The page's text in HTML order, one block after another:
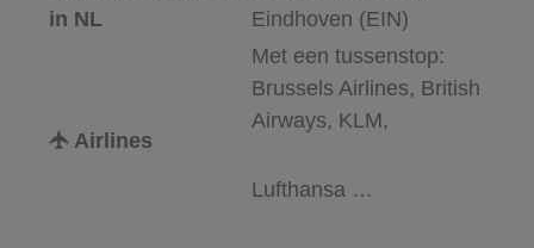
in NL
Eindhoven (EIN)
🛧 Airlines
Met een tussenstop:
Brussels Airlines, British
Airways, KLM,
Lufthansa …